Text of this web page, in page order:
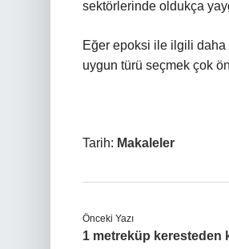
sektörlerinde oldukça
Eğer epoksi ile ilgili daha
uygun türü seçmek çok
Tarih: Makaleler
Önceki Yazı
1 metreküp keresteden